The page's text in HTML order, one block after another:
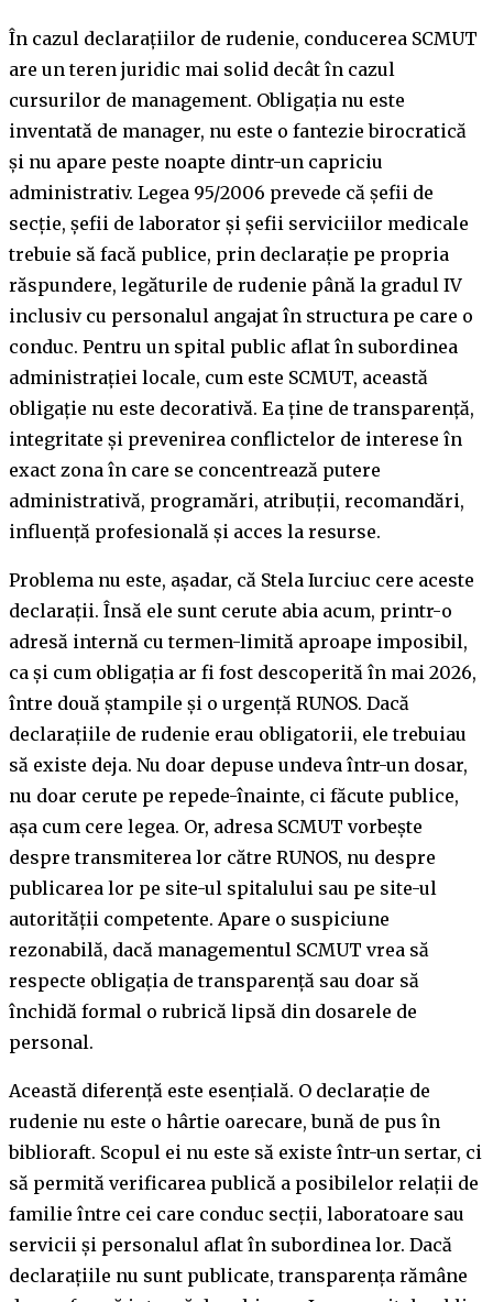
În cazul declarațiilor de rudenie, conducerea SCMUT
are un teren juridic mai solid decât în cazul
cursurilor de management. Obligația nu este
inventată de manager, nu este o fantezie birocratică
și nu apare peste noapte dintr-un capriciu
administrativ. Legea 95/2006 prevede că șefii de
secție, șefii de laborator și șefii serviciilor medicale
trebuie să facă publice, prin declarație pe propria
răspundere, legăturile de rudenie până la gradul IV
inclusiv cu personalul angajat în structura pe care o
conduc. Pentru un spital public aflat în subordinea
administrației locale, cum este SCMUT, această
obligație nu este decorativă. Ea ține de transparență,
integritate și prevenirea conflictelor de interese în
exact zona în care se concentrează putere
administrativă, programări, atribuții, recomandări,
influență profesională și acces la resurse.
Problema nu este, așadar, că Stela Iurciuc cere aceste
declarații. Însă ele sunt cerute abia acum, printr-o
adresă internă cu termen-limită aproape imposibil,
ca și cum obligația ar fi fost descoperită în mai 2026,
între două ștampile și o urgență RUNOS. Dacă
declarațiile de rudenie erau obligatorii, ele trebuiau
să existe deja. Nu doar depuse undeva într-un dosar,
nu doar cerute pe repede-înainte, ci făcute publice,
așa cum cere legea. Or, adresa SCMUT vorbește
despre transmiterea lor către RUNOS, nu despre
publicarea lor pe site-ul spitalului sau pe site-ul
autorității competente. Apare o suspiciune
rezonabilă, dacă managementul SCMUT vrea să
respecte obligația de transparență sau doar să
închidă formal o rubrică lipsă din dosarele de
personal.
Această diferență este esențială. O declarație de
rudenie nu este o hârtie oarecare, bună de pus în
biblioraft. Scopul ei nu este să existe într-un sertar, ci
să permită verificarea publică a posibilelor relații de
familie între cei care conduc secții, laboratoare sau
servicii și personalul aflat în subordinea lor. Dacă
declarațiile nu sunt publicate, transparența rămâne